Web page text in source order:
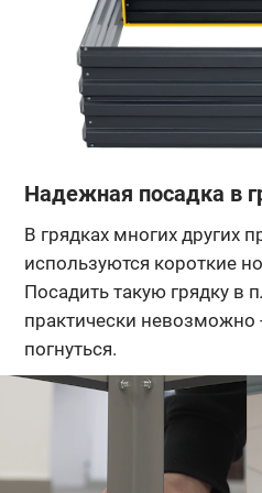
Надежная посадка в
В грядках многих других
используются короткие
Посадить такую грядку в
практически
погнуться.